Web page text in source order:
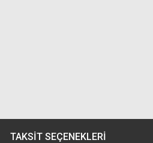
TAKSIT SEÇENEKLERI